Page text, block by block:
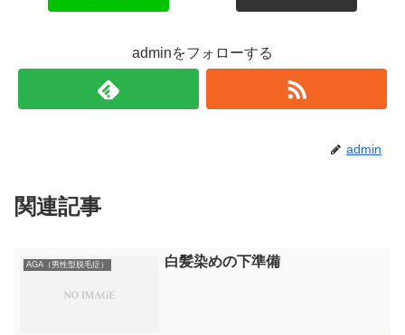
adminをフォローする
admin
関連記事
AGA（男性型脱毛症） 白髪染めの下準備